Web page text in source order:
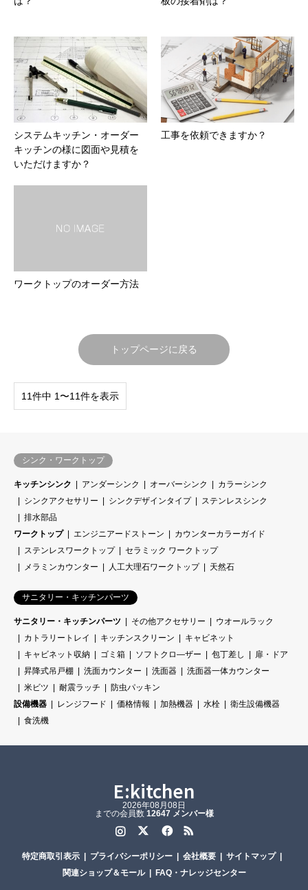
システムキッチン・オーダー
キッチンの様に図面や見積を
いただけますか？
工事を依頼できますか？
ワークトップのオーダー方法
トップページに戻る
11件中 1〜11件を表示
シンク・ワークトップ
キッチンシンク アンダーシンク オーバーシンク
カラーシンク
シンクアクセサリー
シンクデザインタイプ
ステンレスシンク
排水部品
ワークトップ
エンジニアードストーン
カウンターカラーガイド
ステンレスワークトップ
セラミック ワークトップ
メラミンカウンター
人工大理石ワークトップ 天然石
サニタリー・キッチンパーツ
サニタリー・キッチンパーツ その他アクセサリー
ウオールラック
カトラリートレイ
キッチンスクリーン
キャビネット
キャビネット収納
ゴミ箱 ソフトクロ―ザー 包丁差し
扉・ドア
昇降式吊戸棚
洗面カウンター 洗面器
洗面器一体カウンター
米ビツ
耐震ラッチ
防虫パッキン
設備機器
レンジフード 価格情報 加熱機器 水栓
衛生設備機器
食洗機
E:kitchen
2026年08月08日
までの会員数 12647 メンバー様
FacebookRSS
特定商取引表示 プライバシーポリシー 会社概要
サイトマップ
関連ショップ＆モール
FAQ・ナレッジセンター